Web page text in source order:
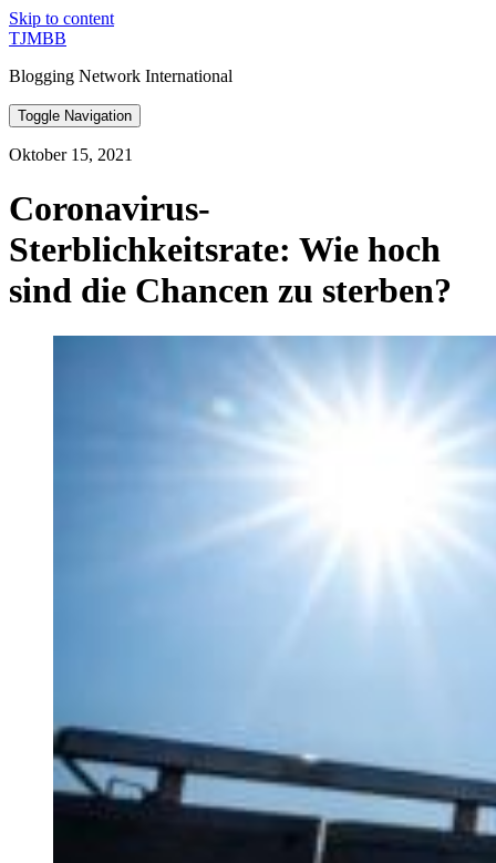
Skip to content
TJMBB
Blogging Network International
Toggle Navigation
Oktober 15, 2021
Coronavirus-
Sterblichkeitsrate: Wie hoch
sind die Chancen zu sterben?